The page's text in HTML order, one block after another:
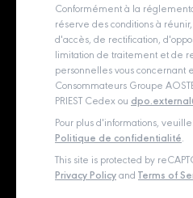
Conformément à la
réserve des conditions à
d'accès, de rectification,
limitation de traitement et de
personnelles vous concernant
Consommateurs Groupe
PRIEST Cedex ou
Pour plus d'informations,
Politique de confidentialité
This site is protected by
Privacy Policyand Terms of